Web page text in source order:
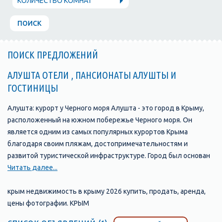
ПОИСК
ПОИСК ПРЕДЛОЖЕНИЙ
АЛУШТА ОТЕЛИ , ПАНСИОНАТЫ АЛУШТЫ И
ГОСТИНИЦЫ
Алушта: курорт у Черного моря Алушта - это город в Крыму,
расположенный на южном побережье Черного моря. Он
является одним из самых популярных курортов Крыма
благодаря своим пляжам, достопримечательностям и
развитой туристической инфраструктуре. Город был основан
в 1837 году и с тех пор стал одним из главных туристических
пансионатов, санаториев и гостевых домов, которые
предлагают своим гостям комфортабельные номера и
широкий выбор услуг. Одной из главных
Читать далее...
крым недвижимость в крыму 2026 купить, продать, аренда,
цены фотографии. КРЫМ